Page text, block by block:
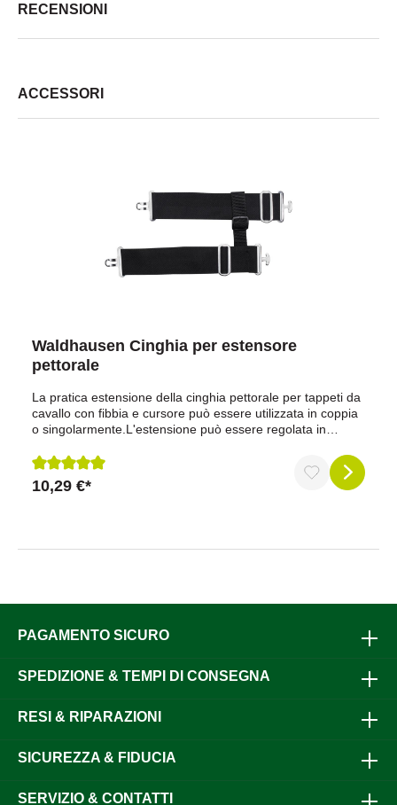
RECENSIONI
ACCESSORI
Waldhausen Cinghia per estensore
pettorale
La pratica estensione della cinghia pettorale per tappeti da
cavallo con fibbia e cursore può essere utilizzata in coppia
o singolarmente.L'estensione può essere regolata in
personalizzata in base alle esigenze individuali.
Recensione media di 5 su 5 stelle
10,29 €*
PAGAMENTO SICURO
SPEDIZIONE & TEMPI DI CONSEGNA
RESI & RIPARAZIONI
SICUREZZA & FIDUCIA
SERVIZIO & CONTATTI